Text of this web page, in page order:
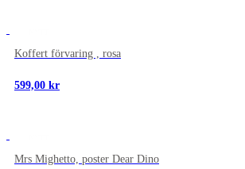
Koffert förvaring , rosa
599,00 kr
Mrs Mighetto, poster Dear Dino